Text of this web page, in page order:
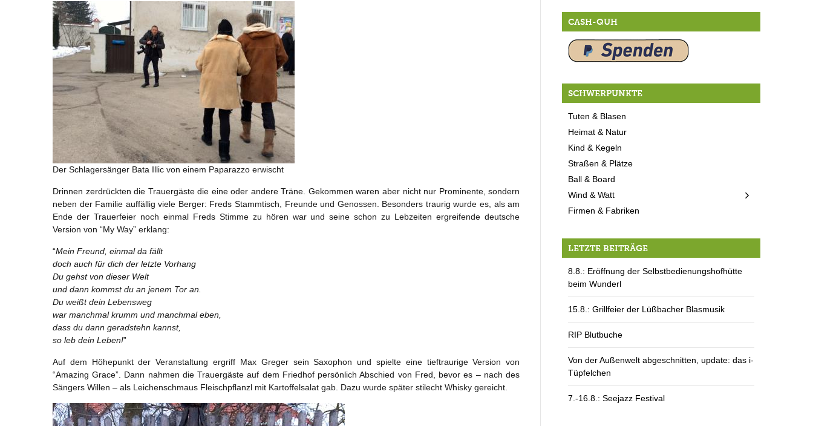
Der Schlagersänger Bata Illic von einem Paparazzo erwischt
Drinnen zerdrückten die Trauergäste die eine oder andere Träne. Gekommen waren aber nicht nur Prominente, sondern
neben der Familie auffällig viele Berger: Freds Stammtisch, Freunde und Genossen. Besonders traurig wurde es, als am
Ende der Trauerfeier noch einmal Freds Stimme zu hören war und seine schon zu Lebzeiten ergreifende deutsche
Version von “My Way” erklang:
“Mein Freund, einmal da fällt
doch auch für dich der letzte Vorhang
Du gehst von dieser Welt
und dann kommst du an jenem Tor an.
Du weißt dein Lebensweg
war manchmal krumm und manchmal eben,
dass du dann geradstehn kannst,
so leb dein Leben!”
Auf dem Höhepunkt der Veranstaltung ergriff Max Greger sein Saxophon und spielte eine tieftraurige Version von
“Amazing Grace”. Dann nahmen die Trauergäste auf dem Friedhof persönlich Abschied von Fred, bevor es – nach des
Sängers Willen – als Leichenschmaus Fleischpflanzl mit Kartoffelsalat gab. Dazu wurde später stilecht Whisky gereicht.
CASH-QUH
SCHWERPUNKTE
Tuten & Blasen
Heimat & Natur
Kind & Kegeln
Straßen & Plätze
Ball & Board
Wind & Watt
Firmen & Fabriken
LETZTE BEITRÄGE
8.8.: Eröffnung der Selbstbedienungshofhütte
beim Wunderl
15.8.: Grillfeier der Lüßbacher Blasmusik
RIP Blutbuche
Von der Außenwelt abgeschnitten, update: das i-
Tüpfelchen
7.-16.8.: Seejazz Festival